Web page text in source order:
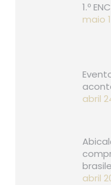
1.º
maio
abril
abril